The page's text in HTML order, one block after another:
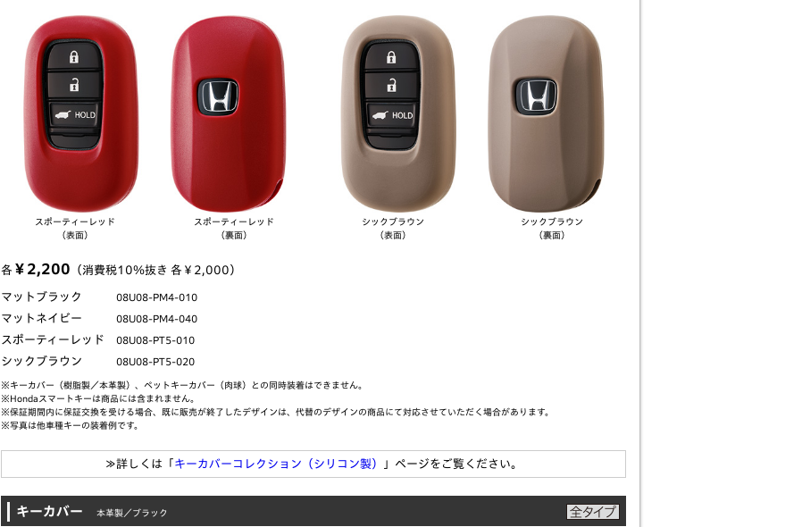
スポーティー レッド
（表面）
スポーティー レッド
（裏面）
シック ブラウン
（表面）
シック ブラウン
（裏面）
各 ￥2,200 （消費税10％抜き 各￥2,000）
マットブラック 08U08-PM4-010
マットネイビー 08U08-PM4-040
スポーティーレッド 08U08-PT5-010
シックブラウン 08U08-PT5-020
※キーカバー（樹脂製／本革製）、ペットキーカバー（肉球）との同時装着はできません。
※Hondaスマートキーは商品には含まれません。
※保証期間内に保証交換を受ける場合、既に販売が終了したデザインは、代替のデザインの商品にて対応させていただく場合があります。
※写真は他車種キーの装着例です。
≫詳しくは「 キーカバーコレクション （シリコン製） 」ページをご覧ください。
キーカバー 本革製／ブラック